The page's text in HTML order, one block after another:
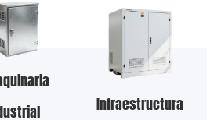
aplicaciones: